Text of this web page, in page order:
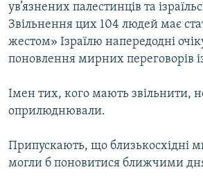
ув’язнених палестинців та
Звільнення цих 104 людей має
жестом» Ізраїлю напередодні
поновлення мирних переговорів
Імен тих, кого мають звільнити,
оприлюднювали.
Припускають, що близькосхідні
могли б поновитися ближчими